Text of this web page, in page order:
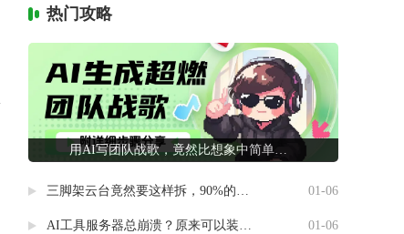
热门攻略
用AI写团队战歌，竟然比想象中简单这么多
三脚架云台竟然要这样拆，90%的摄影新手都做错了 01-06
AI工具服务器总崩溃？原来可以装进自己电脑里 01-06